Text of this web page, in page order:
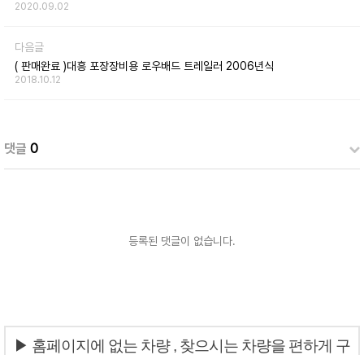
2020.09.02
다음글
( 판매완료 )대흥 포장장비용 로우배드 트레일러 2006년식
2018.10.12
댓글 0
등록된 댓글이 없습니다.
▶ 홈페이지에 없는 차량 , 찾으시는 차량을 편하게 구